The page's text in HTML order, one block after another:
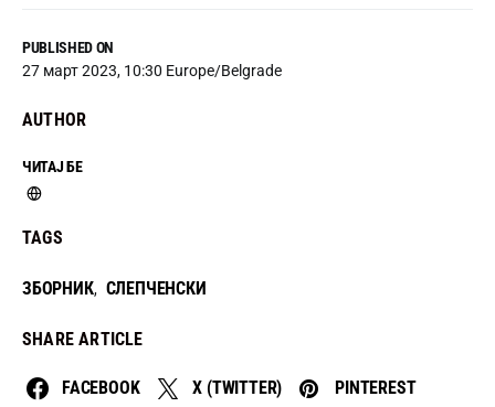
PUBLISHED ON
27 март 2023, 10:30 Europe/Belgrade
AUTHOR
ЧИТАЈ БЕ
TAGS
ЗБОРНИК, СЛЕПЧЕНСКИ
SHARE ARTICLE
FACEBOOK X (TWITTER)
PINTEREST